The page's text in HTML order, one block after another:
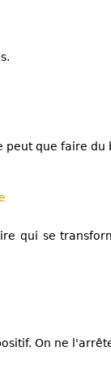
peut que faire du
qui se
On ne